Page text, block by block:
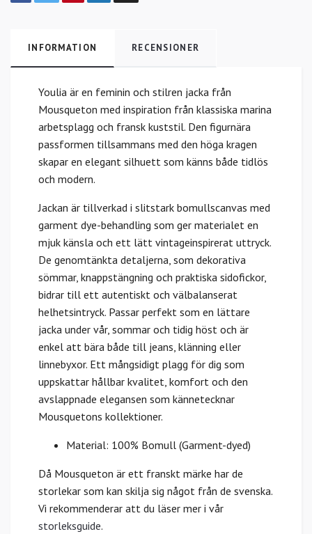
INFORMATION RECENSIONER
Youlia är en feminin och stilren jacka från
Mousqueton med inspiration från klassiska marina
arbetsplagg och fransk kuststil. Den figurnära
passformen tillsammans med den höga kragen
skapar en elegant silhuett som känns både tidlös
och modern.
Jackan är tillverkad i slitstark bomullscanvas med
garment dye-behandling som ger materialet en
mjuk känsla och ett lätt vintageinspirerat uttryck.
De genomtänkta detaljerna, som dekorativa
sömmar, knappstängning och praktiska sidofickor,
bidrar till ett autentiskt och välbalanserat
helhetsintryck. Passar perfekt som en lättare
jacka under vår, sommar och tidig höst och är
enkel att bära både till jeans, klänning eller
linnebyxor. Ett mångsidigt plagg för dig som
uppskattar hållbar kvalitet, komfort och den
avslappnade elegansen som kännetecknar
Mousquetons kollektioner.
Material: 100% Bomull (Garment-dyed)
Då Mousqueton är ett franskt märke har de
storlekar som kan skilja sig något från de svenska.
Vi rekommenderar att du läser mer i vår
storleksguide.